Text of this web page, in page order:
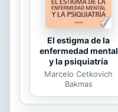
El estigma de la
enfermedad mental
y la psiquiatría
Marcelo Cetkovich
Bakmas